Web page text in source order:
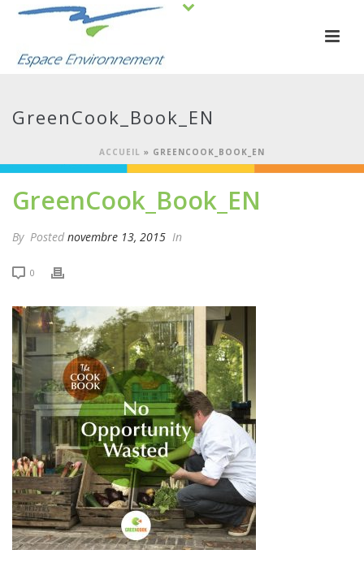
GreenCook_Book_EN
ACCUEIL » GREENCOOK_BOOK_EN
GreenCook_Book_EN
By Posted novembre 13, 2015 In
0